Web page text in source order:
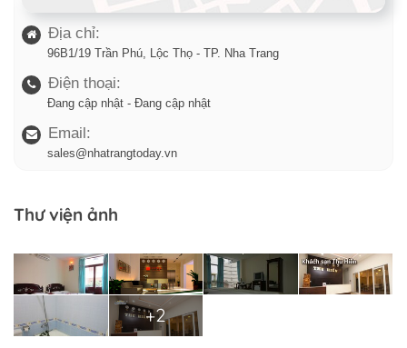
Địa chỉ:
96B1/19 Trần Phú, Lộc Thọ - TP. Nha Trang
Điện thoại:
Đang cập nhật - Đang cập nhật
Email:
sales@nhatrangtoday.vn
Thư viện ảnh
+2